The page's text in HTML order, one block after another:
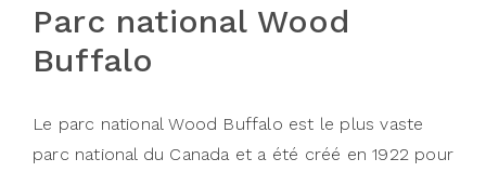
Parc national Wood
Buffalo
Le parc national Wood Buffalo est le plus vaste
parc national du Canada et a été créé en 1922 pour